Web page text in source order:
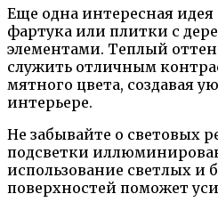
Еще одна интересная
фартука или плитки с
элементами. Теплый
служить отличным
мятного цвета, создавая
интерьере.
Не забывайте о световых
подсветки
использование светлых и
поверхностей поможет